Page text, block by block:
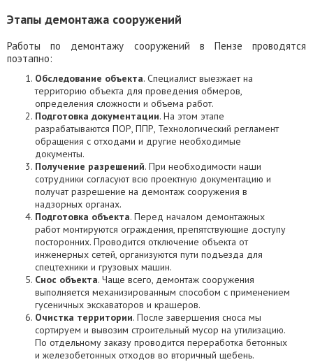
Этапы демонтажа сооружений
Работы по демонтажу сооружений в Пензе проводятся
поэтапно:
Обследование объекта. Специалист выезжает на
территорию объекта для проведения обмеров,
определения сложности и объема работ.
Подготовка документации. На этом этапе
разрабатываются ПОР, ППР, Технологический регламент
обращения с отходами и другие необходимые
документы.
Получение разрешений. При необходимости наши
сотрудники согласуют всю проектную документацию и
получат разрешение на демонтаж сооружения в
надзорных органах.
Подготовка объекта. Перед началом демонтажных
работ монтируются ограждения, препятствующие доступу
посторонних. Проводится отключение объекта от
инженерных сетей, организуются пути подъезда для
спецтехники и грузовых машин.
Снос объекта. Чаще всего, демонтаж сооружения
выполняется механизированным способом с применением
гусеничных экскаваторов и крашеров.
Очистка территории. После завершения сноса мы
сортируем и вывозим строительный мусор на утилизацию.
По отдельному заказу проводится переработка бетонных
и железобетонных отходов во вторичный щебень.